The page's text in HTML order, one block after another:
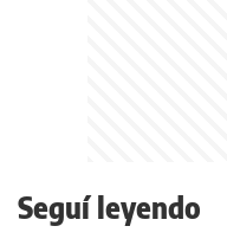
Seguí leyendo